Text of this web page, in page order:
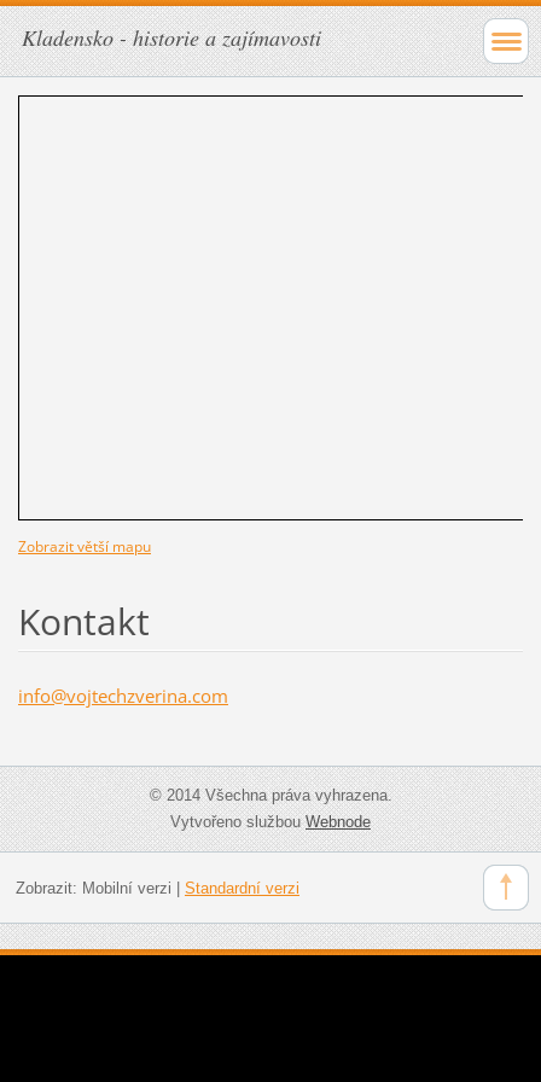
Kladensko - historie a zajímavosti
Zobrazit větší mapu
Kontakt
info@vojtechzverina.com
© 2014 Všechna práva vyhrazena.
Vytvořeno službouWebnode
Zobrazit: Mobilní verzi Standardní verzi